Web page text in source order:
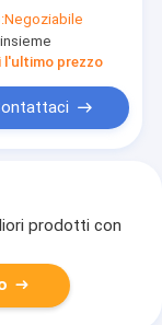
dell'asta di
alti
asta per il
Negoziabile
l'ultimo prezzo
prodotti con